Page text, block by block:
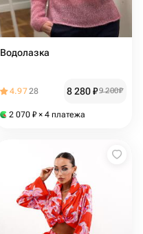
Водолазка
4.9728 8 280₽9 200₽
2 070 ₽ × 4 платежа